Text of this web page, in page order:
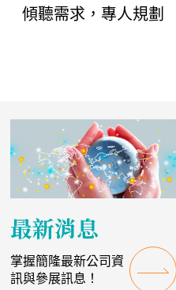
傾聽需求，專人規劃
最新消息
掌握簡隆最新公司資
訊與參展訊息！